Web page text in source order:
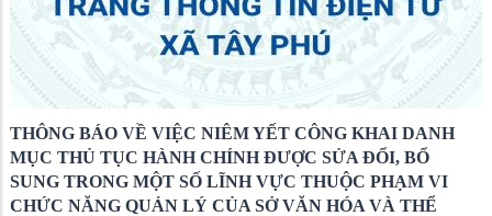
THÔNG BÁO VỀ VIỆC NIÊM YẾT CÔNG KHAI DANH
MỤC THỦ TỤC HÀNH CHÍNH ĐƯỢC SỬA ĐỔI, BỔ
SUNG TRONG MỘT SỐ LĨNH VỰC THUỘC PHẠM VI
CHỨC NĂNG QUẢN LÝ CỦA SỞ VĂN HÓA VÀ THỂ